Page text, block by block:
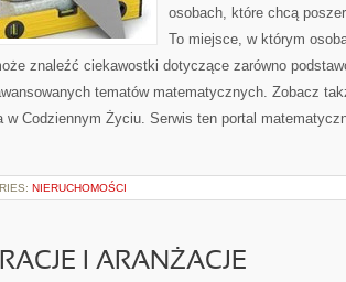
osobach, które chcą
To miejsce, w którym
znaleźć ciekawostki dotyczące zarówno
tematów matematycznych. Zobacz
w Codziennym Życiu. Serwis ten portal
NIERUCHOMOŚCI
I ARANŻACJE